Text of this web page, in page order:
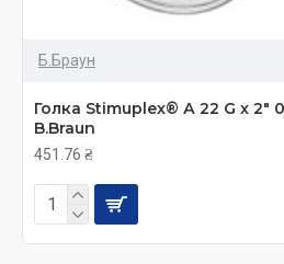
Б.Браун
Голка Stimuplex® А 22 G x 2"
B.Braun
451.76 ₴